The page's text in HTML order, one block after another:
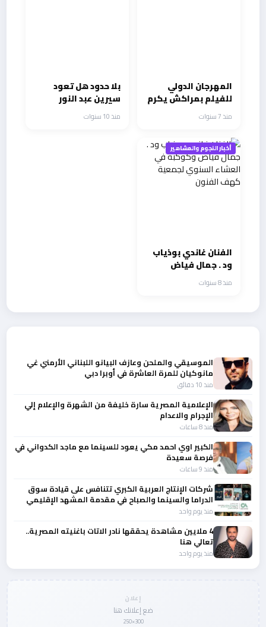
المهرجان الدولي
للفيلم بمراكش يكرم
روبرت ريد فوردمنذ 7 سنوات
بلا حدود هل تعود
سيرين عبد النور
المذيعة
التلفزيونية؟
منذ 10 سنوات
أخبار النجوم والمشاهير
الفنان غاندي بوذياب
ود . جمال فياض
وكوكبة في العشاء
السنوي لجمعية
منذ 8 سنوات
الموسيقي والملحن وعازف البيانو اللبناني الأرمني غي
مانوكيان للمرة العاشرة في أوبرا دبي
منذ 10 دقائق
الإعلامية المصرية سارة خليفة من الشهرة والإعلام إلي
الإجرام والاعدام
منذ 8 ساعات
الكبير اوي احمد مكي يعود للسينما مع ماجد الكدواني في
فرصة سعيدة
منذ 9 ساعات
شركات الإنتاج العربية الكبري تتنافس على قيادة سوق
الدراما والسينما والصباح في مقدمة المشهد الإقليمي
منذ يوم واحد
4 ملايين مشاهدة يحققها نادر الاتات باغنيته المصرية..
تعالي هنا
منذ يوم واحد
إعلان
ضع إعلانك هنا
300×250